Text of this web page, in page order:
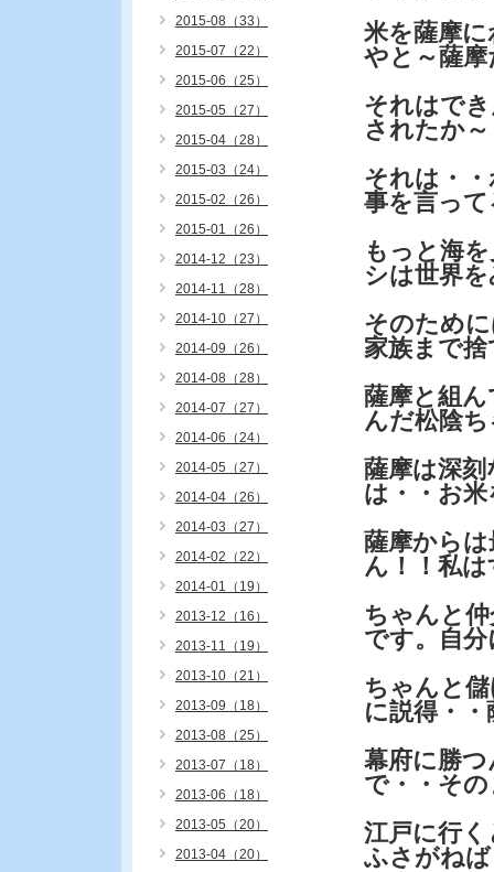
米を薩摩
やと～薩
それはで
されたか
それは・
事を言っ
もっと海
シは世界
そのため
家族まで
薩摩と組
んだ松陰
薩摩は深
は・・お
薩摩から
ん！！私
ちゃんと
です。自
ちゃんと
に説得・
幕府に勝
で・・そ
江戸に行
ふさがね
2015-08（33）
2015-07（22）
2015-06（25）
2015-05（27）
2015-04（28）
2015-03（24）
2015-02（26）
2015-01（26）
2014-12（23）
2014-11（28）
2014-10（27）
2014-09（26）
2014-08（28）
2014-07（27）
2014-06（24）
2014-05（27）
2014-04（26）
2014-03（27）
2014-02（22）
2014-01（19）
2013-12（16）
2013-11（19）
2013-10（21）
2013-09（18）
2013-08（25）
2013-07（18）
2013-06（18）
2013-05（20）
2013-04（20）